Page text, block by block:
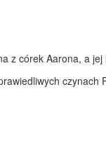
z córek Aarona, a jej
czynach